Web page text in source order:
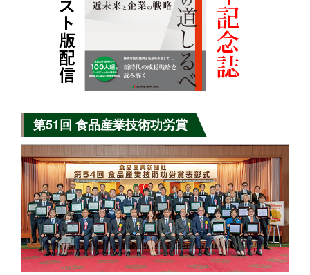
第51回 食品産業技術功労賞